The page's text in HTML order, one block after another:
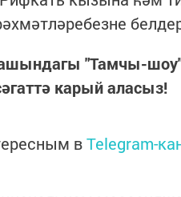
"Тамчы-
карый аласыз!
вTelegram-